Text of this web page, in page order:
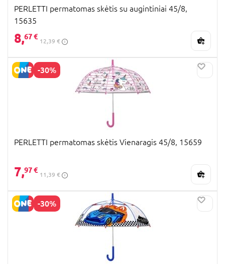
PERLETTI permatomas skėtis su augintiniai 45/8,
15635
8,67 €
12,39 €
-30%
PERLETTI permatomas skėtis Vienaragis 45/8, 15659
7,97 €
11,39 €
-30%